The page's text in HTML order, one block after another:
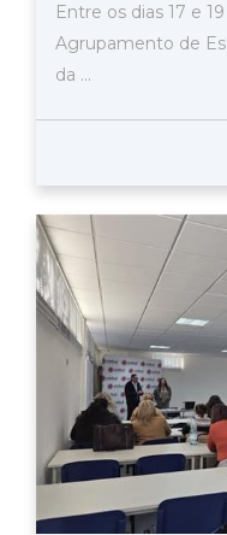
Entre os dias 17 e
Agrupamento de
da ...